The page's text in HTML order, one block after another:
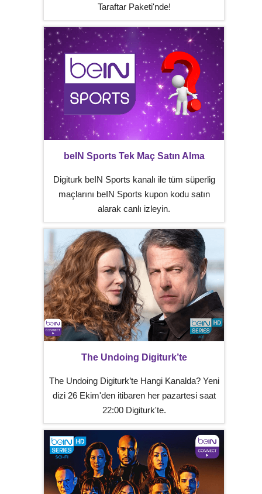
Taraftar Paketi'nde!
beIN Sports Tek Maç Satın Alma
Digiturk beIN Sports kanalı ile tüm süperlig
maçlarını beIN Sports kupon kodu satın
alarak canlı izleyin.
The Undoing Digiturk’te
The Undoing Digiturk’te Hangi Kanalda? Yeni
dizi 26 Ekim'den itibaren her pazartesi saat
22:00 Digiturk'te.